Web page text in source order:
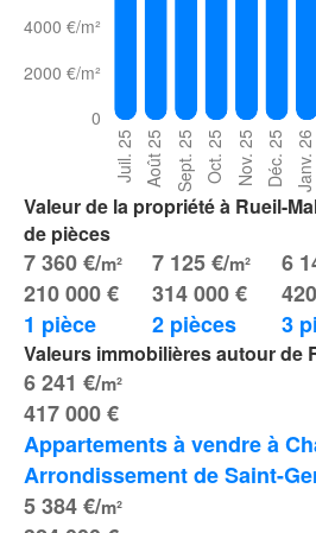
Valeur de la propriété à Rueil-
de pièces
210 000 €
7 360 €/m²
1 pièce
314 000 €
7 125 €/m²
2 pièces
6
3
Valeurs immobilières autour de
417 000 €
6 241 €/m²
Appartements à vendre à
Arrondissement de Saint-
5 384 €/m²